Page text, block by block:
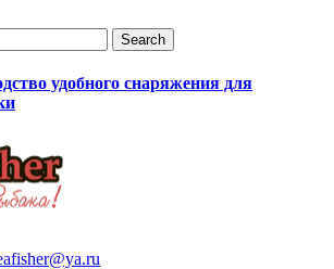
удобного снаряжения для